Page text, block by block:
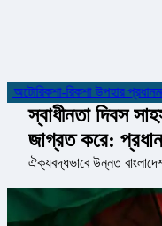
রিকশা উপহার
স্বাধীনতা দিবস
জাগ্রত করে:
ঐক্যবদ্ধভাবে উন্নত